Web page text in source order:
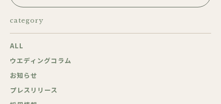
category
ALL
ウエディングコラム
お知らせ
プレスリリース